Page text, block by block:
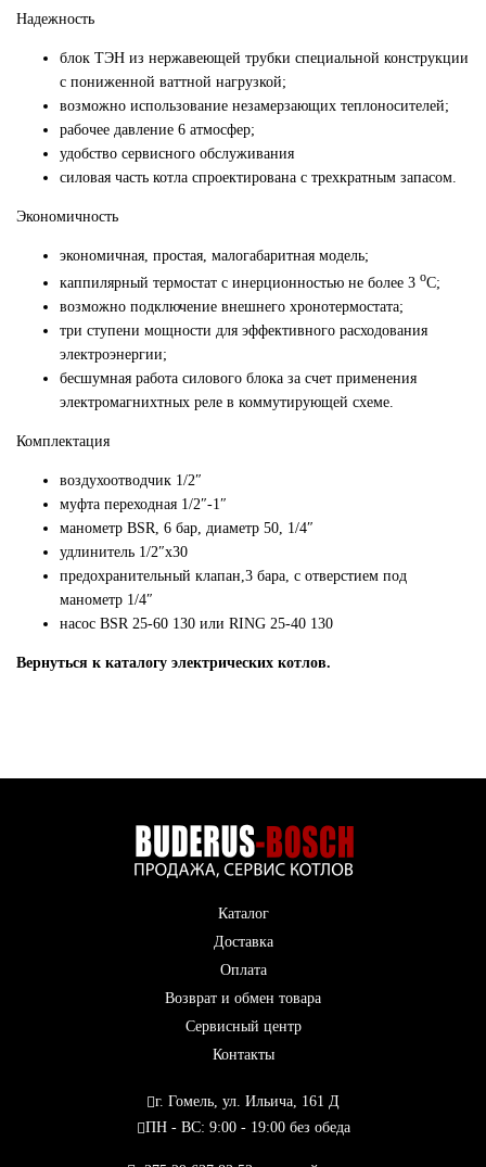
Надежность
блок ТЭН из нержавеющей трубки специальной конструкции
с пониженной ваттной нагрузкой;
возможно использование незамерзающих теплоносителей;
рабочее давление 6 атмосфер;
удобство сервисного обслуживания
силовая часть котла спроектирована с трехкратным запасом.
Экономичность
экономичная, простая, малогабаритная модель;
каппилярный термостат с инерционностью не более 3 оС;
возможно подключение внешнего хронотермостата;
три ступени мощности для эффективного расходования
электроэнергии;
бесшумная работа силового блока за счет применения
электромагнихтных реле в коммутирующей схеме.
Комплектация
воздухоотводчик 1/2″
муфта переходная 1/2″-1″
манометр BSR, 6 бар, диаметр 50, 1/4″
удлинитель 1/2″x30
предохранительный клапан,3 бара, с отверстием под
манометр 1/4″
насос BSR 25-60 130 или RING 25-40 130
Вернуться к каталогу электрических котлов.
Каталог
Доставка
Оплата
Возврат и обмен товара
Сервисный центр
Контакты
г. Гомель, ул. Ильича, 161 Д
ПН - ВС: 9:00 - 19:00 без обеда